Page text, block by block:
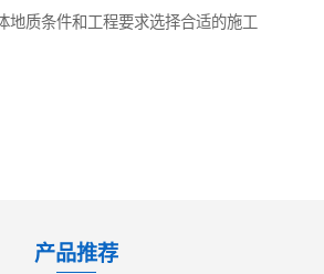
地质条件和工程要求选择合适的施工
产品推荐